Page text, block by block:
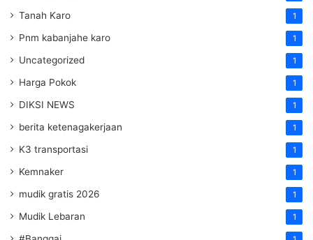
Tanah Karo 1
Pnm kabanjahe karo 1
Uncategorized 1
Harga Pokok 1
DIKSI NEWS 1
berita ketenagakerjaan 1
K3 transportasi 1
Kemnaker 1
mudik gratis 2026 1
Mudik Lebaran 1